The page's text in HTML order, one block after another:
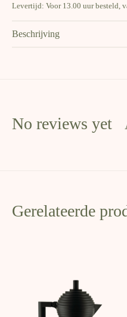
Levertijd: Voor 13.00 uur besteld,
Beschrijving
No reviews yet
Gerelateerde